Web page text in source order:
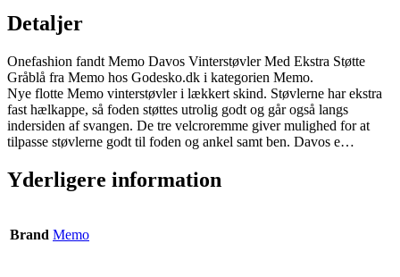
Detaljer
Onefashion fandt Memo Davos Vinterstøvler Med Ekstra Støtte
Gråblå fra Memo hos Godesko.dk i kategorien Memo.
Nye flotte Memo vinterstøvler i lækkert skind. Støvlerne har ekstra
fast hælkappe, så foden støttes utrolig godt og går også langs
indersiden af svangen. De tre velcroremme giver mulighed for at
tilpasse støvlerne godt til foden og ankel samt ben. Davos e…
Yderligere information
Brand Memo